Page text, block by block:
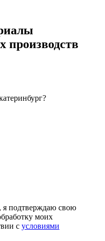
производств
подтверждаю свою
моих
с условиями